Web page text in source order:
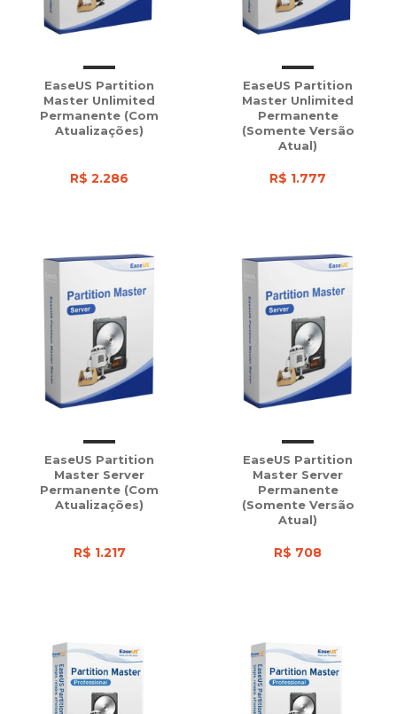
EaseUS Partition
Master Unlimited
Permanente (com
Atualizações)
R$ 2.286
EaseUS Partition
Master Unlimited
Permanente
(somente Versão
Atual)
R$ 1.777
EaseUS Partition
Master Server
Permanente (com
Atualizações)
R$ 1.217
EaseUS Partition
Master Server
Permanente
(somente Versão
Atual)
R$ 708